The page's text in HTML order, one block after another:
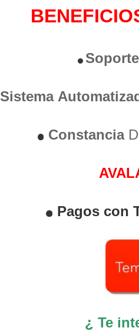
Soporte
Sistema
Constancia
Pagos con
¿ Te